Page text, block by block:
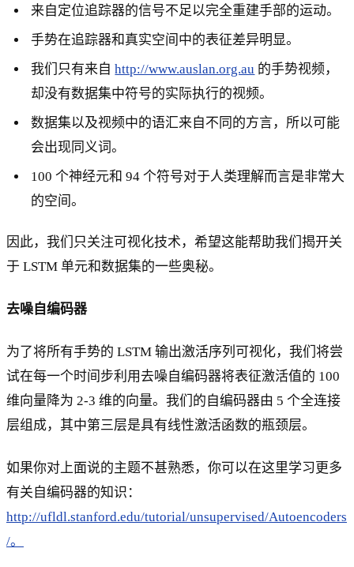
来自定位追踪器的信号不足以完全重建手部的运动。
手势在追踪器和真实空间中的表征差异明显。
我们只有来自http://www.auslan.org.au 的手势视频，
却没有数据集中符号的实际执行的视频。
数据集以及视频中的语汇来自不同的方言，所以可能
会出现同义词。
100 个神经元和 94 个符号对于人类理解而言是非常大
的空间。
因此，我们只关注可视化技术，希望这能帮助我们揭开关
于 LSTM 单元和数据集的一些奥秘。
去噪自编码器
为了将所有手势的 LSTM 输出激活序列可视化，我们将尝
试在每一个时间步利用去噪自编码器将表征激活值的 100
维向量降为 2-3 维的向量。我们的自编码器由 5 个全连接
层组成，其中第三层是具有线性激活函数的瓶颈层。
如果你对上面说的主题不甚熟悉，你可以在这里学习更多
有关自编码器的知识：
http://ufldl.stanford.edu/tutorial/unsupervised/Autoencoders
/。